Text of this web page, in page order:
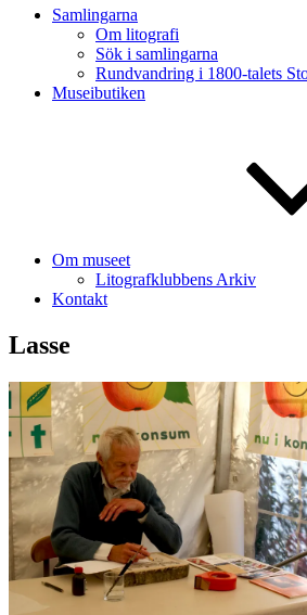
Samlingarna
Om litografi
Sök i samlingarna
Rundvandring i 1800-talets
Museibutiken
Om museet
Litografklubbens Arkiv
Kontakt
Lasse